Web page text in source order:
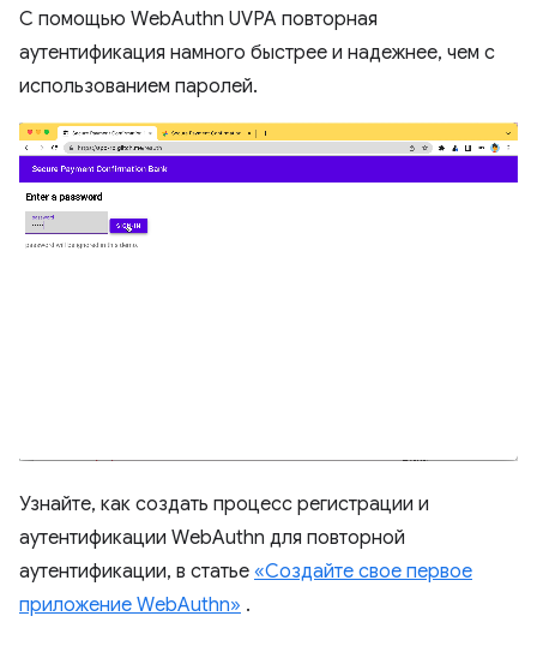
С помощью WebAuthn UVPA повторная
аутентификация намного быстрее и надежнее, чем с
использованием паролей.
Узнайте, как создать процесс регистрации и
аутентификации WebAuthn для повторной
аутентификации, в статье «Создайте свое первое
приложение WebAuthn» .